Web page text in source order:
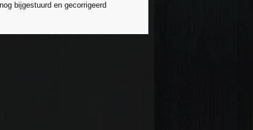
bijgestuurd en gecorrigeerd